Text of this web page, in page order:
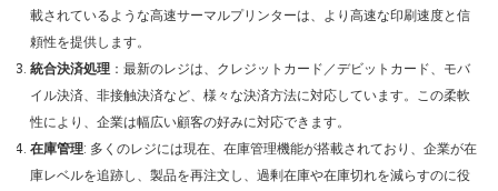
載されているような高速サーマルプリンターは、より高速な印刷速度と信
頼性を提供します。
統合決済処理 ：最新のレジは、クレジットカード／デビットカード、モバ
イル決済、非接触決済など、様々な決済方法に対応しています。この柔軟
性により、企業は幅広い顧客の好みに対応できます。
在庫管理: 多くのレジには現在、在庫管理機能が搭載されており、企業が在
庫レベルを追跡し、製品を再注文し、過剰在庫や在庫切れを減らすのに役